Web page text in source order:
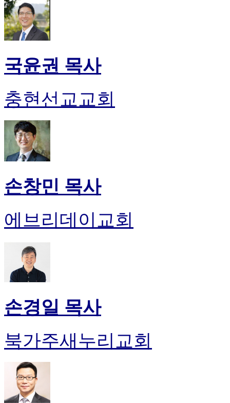
국윤권 목사
충현선교교회
손창민 목사
에브리데이교회
손경일 목사
북가주새누리교회